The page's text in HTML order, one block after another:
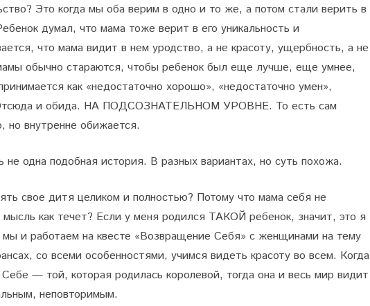
Это когда мы оба верим в одно и то же, а потом стали верить в
думал, что мама тоже верит в его уникальность и
что мама видит в нем уродство, а не красоту, ущербность, а не
обычно стараются, чтобы ребенок был еще лучше, еще умнее,
как «недостаточно хорошо», «недостаточно умен»,
Отсюда и обида. НА ПОДСОЗНАТЕЛЬНОМ УРОВНЕ. То есть сам
но внутренне обижается.
не одна подобная история. В разных вариантах, но суть похожа.
свое дитя целиком и полностью? Потому что мама себя не
как течет? Если у меня родился ТАКОЙ ребенок, значит, это я
и работаем на квесте «Возвращение Себя» с женщинами на тему
со всеми особенностями, учимся видеть красоту во всем. Когда
— той, которая родилась королевой, тогда она и весь мир видит
неповторимым.